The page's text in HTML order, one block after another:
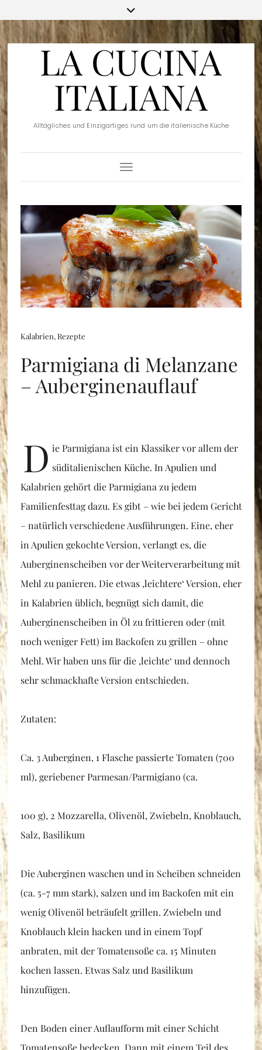
LA CUCINA
ITALIANA
Alltägliches und Einzigartiges rund um die italienische Küche
Toggle Navigation
Kalabrien, Rezepte
Parmigiana di Melanzane
– Auberginenauflauf
D ie Parmigiana ist ein Klassiker vor allem der
süditalienischen Küche. In Apulien und
Kalabrien gehört die Parmigiana zu jedem
Familienfesttag dazu. Es gibt – wie bei jedem Gericht
– natürlich verschiedene Ausführungen. Eine, eher
in Apulien gekochte Version, verlangt es, die
Auberginenscheiben vor der Weiterverarbeitung mit
Mehl zu panieren. Die etwas ‚leichtere‘ Version, eher
in Kalabrien üblich, begnügt sich damit, die
Auberginenscheiben in Öl zu frittieren oder (mit
noch weniger Fett) im Backofen zu grillen – ohne
Mehl. Wir haben uns für die ‚leichte‘ und dennoch
sehr schmackhafte Version entschieden.
Zutaten:
Ca. 3 Auberginen, 1 Flasche passierte Tomaten (700
ml), geriebener Parmesan/Parmigiano (ca.
100 g), 2 Mozzarella, Olivenöl, Zwiebeln, Knoblauch,
Salz, Basilikum
Die Auberginen waschen und in Scheiben schneiden
(ca. 5-7 mm stark), salzen und im Backofen mit ein
wenig Olivenöl beträufelt grillen. Zwiebeln und
Knoblauch klein hacken und in einem Topf
anbraten, mit der Tomatensoße ca. 15 Minuten
kochen lassen. Etwas Salz und Basilikum
hinzufügen.
Den Boden einer Auflaufform mit einer Schicht